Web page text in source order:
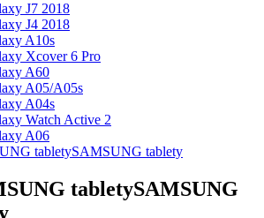
J7 2018
J4 2018
A10s
Xcover 6 Pro
A60
A05/A05s
A04s
Watch Active 2
A06
SAMSUNG tablety
SAMSUNG